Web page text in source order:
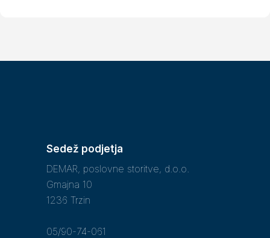
Sedež podjetja
DEMAR, poslovne storitve, d.o.o.
Gmajna 10
1236 Trzin
05/90-74-061